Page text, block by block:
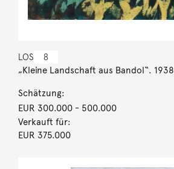
LOS 8
„Kleine Landschaft aus Bandol“. 1938
Schätzung:
EUR 300.000- 500.000
Verkauft für:
EUR 375.000